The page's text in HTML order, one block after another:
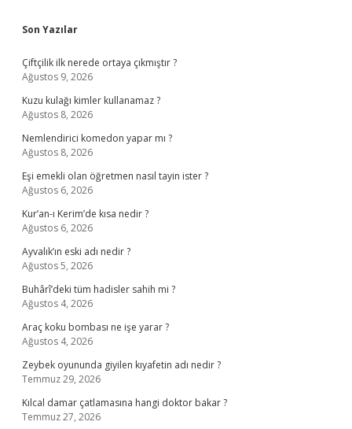
Sidebar
Son Yazılar
Çiftçilik ilk nerede ortaya çıkmıştır ?
Ağustos 9, 2026
Kuzu kulağı kimler kullanamaz ?
Ağustos 8, 2026
Nemlendirici komedon yapar mı ?
Ağustos 8, 2026
Eşi emekli olan öğretmen nasıl tayin ister ?
Ağustos 6, 2026
Kur’an-ı Kerim’de kısa nedir ?
Ağustos 6, 2026
Ayvalık’ın eski adı nedir ?
Ağustos 5, 2026
Buhârî’deki tüm hadisler sahih mi ?
Ağustos 4, 2026
Araç koku bombası ne işe yarar ?
Ağustos 4, 2026
Zeybek oyununda giyilen kıyafetin adı nedir ?
Temmuz 29, 2026
Kılcal damar çatlamasına hangi doktor bakar ?
Temmuz 27, 2026